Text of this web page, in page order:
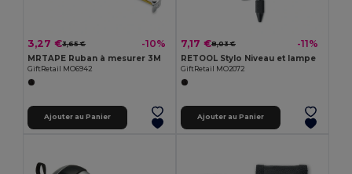
3,27 €3,65 € -10%
MRTAPE Ruban à mesurer 3M
GiftRetail MO6942
Ajouter au Panier
7,17 €8,03 € -11%
RETOOL Stylo Niveau et lampe
GiftRetail MO2072
Ajouter au Panier